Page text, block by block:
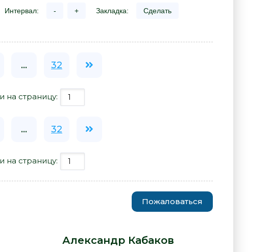
Интервал: - + Закладка: Сделать
... 32
на страницу:
... 32
на страницу:
Пожаловаться
Александр Кабаков